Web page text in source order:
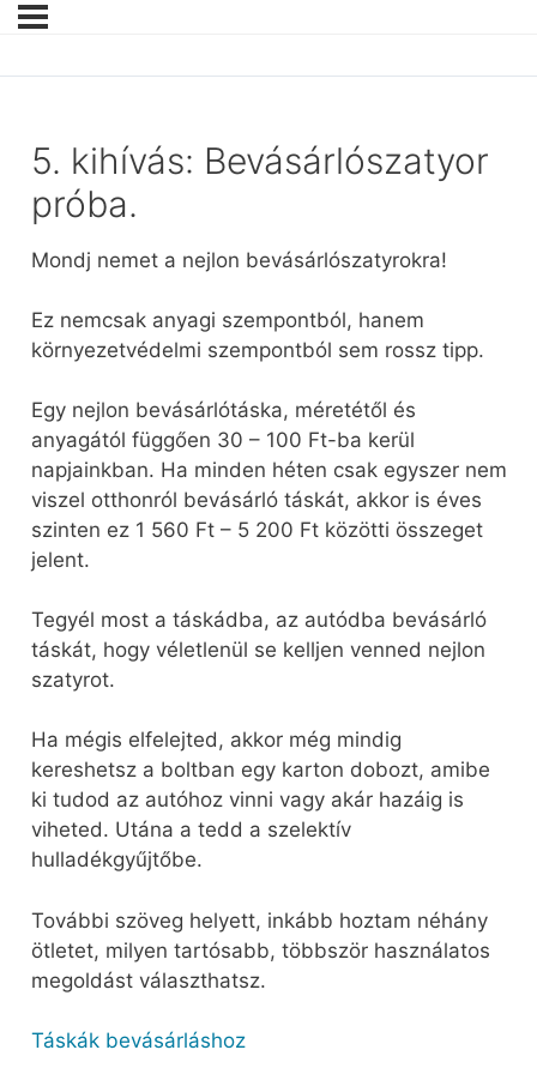
5. kihívás: Bevásárlószatyor
próba.
Mondj nemet a nejlon bevásárlószatyrokra!
Ez nemcsak anyagi szempontból, hanem
környezetvédelmi szempontból sem rossz tipp.
Egy nejlon bevásárlótáska, méretétől és
anyagától függően 30 – 100 Ft-ba kerül
napjainkban. Ha minden héten csak egyszer nem
viszel otthonról bevásárló táskát, akkor is éves
szinten ez 1 560 Ft – 5 200 Ft közötti összeget
jelent.
Tegyél most a táskádba, az autódba bevásárló
táskát, hogy véletlenül se kelljen venned nejlon
szatyrot.
Ha mégis elfelejted, akkor még mindig
kereshetsz a boltban egy karton dobozt, amibe
ki tudod az autóhoz vinni vagy akár hazáig is
viheted. Utána a tedd a szelektív
hulladékgyűjtőbe.
További szöveg helyett, inkább hoztam néhány
ötletet, milyen tartósabb, többször használatos
megoldást választhatsz.
Táskák bevásárláshoz